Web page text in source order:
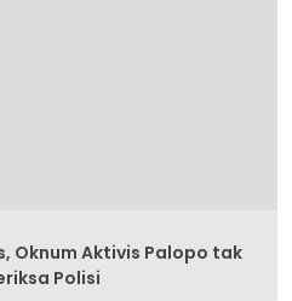
Oknum Aktivis Palopo tak
Polisi